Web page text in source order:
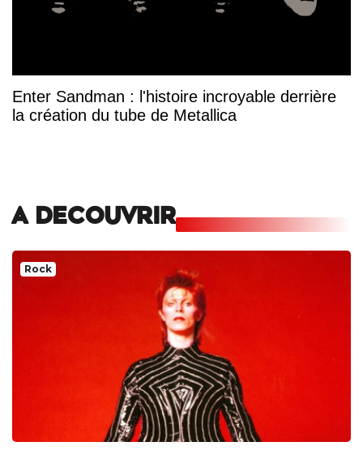
Enter Sandman : l'histoire incroyable derrière
la création du tube de Metallica
A DECOUVRIR
Rock